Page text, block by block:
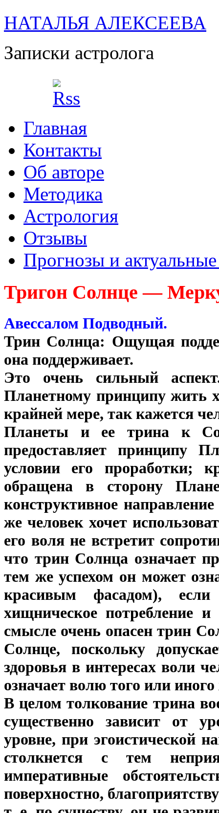
НАТАЛЬЯ АЛЕКСЕЕВА
Записки астролога
Главная
Контакты
Об авторе
Методика
Астрология
Отзывы
Прогнозы и
Тригон Солнце —
Авессалом Подводный.
Трин Солнца: Ощущая
она поддерживает.
Это очень сильный
Планетному принципу жить
крайней мере, так кажется
Планеты и ее трина к
предоставляет принципу
условии его проработки;
обращена в сторону
конструктивное
же человек хочет
его воля не встретит
что трин Солнца означает
тем же успехом он может
красивым фасадом),
хищническое потребление
смысле очень опасен трин
Солнце, поскольку
здоровья в интересах воли
означает волю того или иного
В целом толкование трина
существенно зависит от
уровне, при эгоистической
столкнется с тем
императивные
поверхностно,